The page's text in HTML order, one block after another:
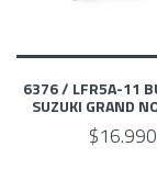
6376 / LFR5A-11
SUZUKI GRAND
$16.990